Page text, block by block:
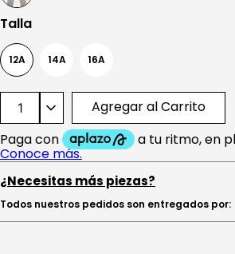
Talla
12A 14A 16A
Agregar al Carrito
¿Necesitas más piezas?
Todos nuestros pedidos son entregados por: